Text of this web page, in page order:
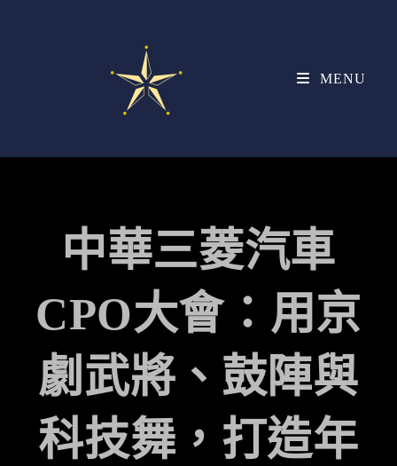
MENU
中華三菱汽車
CPO大會：用京
劇武將、鼓陣與
科技舞，打造年